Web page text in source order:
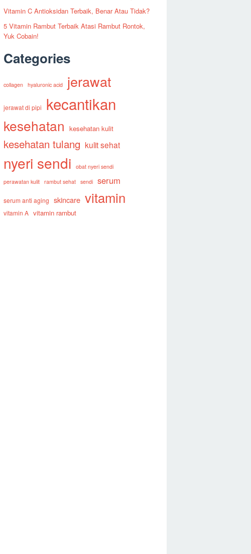
Vitamin C Antioksidan Terbaik, Benar Atau Tidak?
5 Vitamin Rambut Terbaik Atasi Rambut Rontok,
Yuk Cobain!
Categories
collagen hyaluronic acid jerawat
jerawat di pipi kecantikan
kesehatan kesehatan kulit
kesehatan tulang kulit sehat
nyeri sendi
obat nyeri sendi
perawatan kulit
rambut sehat sendi serum
serum anti aging skincare vitamin
vitamin A vitamin rambut